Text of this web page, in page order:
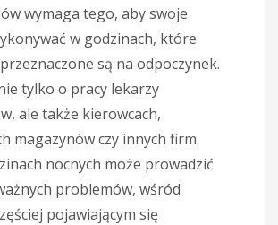
wymaga tego, aby swoje
w godzinach, które
są na odpoczynek.
tylko o pracy lekarzy
ale także kierowcach,
magazynów czy innych firm.
nocnych może prowadzić
problemów, wśród
pojawiającym się